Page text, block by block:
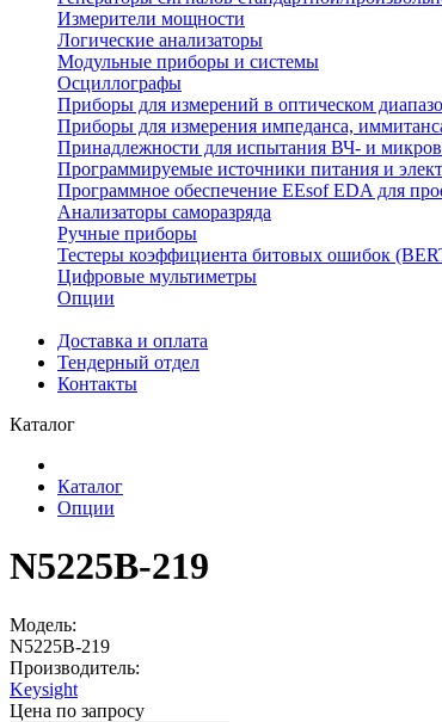
Измерители мощности
Логические анализаторы
Модульные приборы и системы
Осциллографы
Приборы для измерений в оптическом
Приборы для измерения импеданса,
Принадлежности для испытания ВЧ- и
Программируемые источники питания и
Программное обеспечение EEsof EDA для
Анализаторы саморазряда
Ручные приборы
Тестеры коэффициента битовых ошибок
Цифровые мультиметры
Опции
Доставка и оплата
Тендерный отдел
Контакты
Каталог
Каталог
Опции
N5225B-219
Модель:
N5225B-219
Производитель:
Keysight
Цена по запросу